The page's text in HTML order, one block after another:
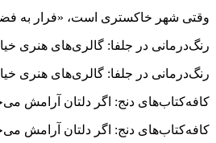
وقتی شهر خاکستری است، «فرار به
رنگ‌درمانی در جلفا: گالری‌های هنری
رنگ‌درمانی در جلفا: گالری‌های هنری
کافه‌کتاب‌های دنج: اگر دلتان آرامش
کافه‌کتاب‌های دنج: اگر دلتان آرامش